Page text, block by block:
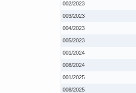
002/2023
003/2023
004/2023
005/2023
001/2024
008/2024
001/2025
008/2025